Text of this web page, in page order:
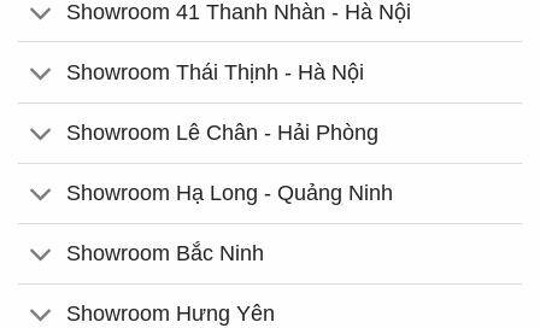
Showroom 41 Thanh Nhàn - Hà Nội
Showroom Thái Thịnh - Hà Nội
Showroom Lê Chân - Hải Phòng
Showroom Hạ Long - Quảng Ninh
Showroom Bắc Ninh
Showroom Hưng Yên